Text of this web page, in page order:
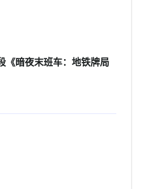
《暗夜末班车：地铁牌局